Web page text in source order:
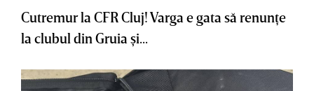
Cutremur la CFR Cluj! Varga e gata să renunţe
la clubul din Gruia şi...